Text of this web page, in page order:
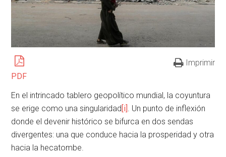
PDF
Imprimir
En el intrincado tablero geopolítico mundial, la coyuntura
se erige como una singularidad[i] . Un punto de inflexión
donde el devenir histórico se bifurca en dos sendas
divergentes: una que conduce hacia la prosperidad y otra
hacia la hecatombe.